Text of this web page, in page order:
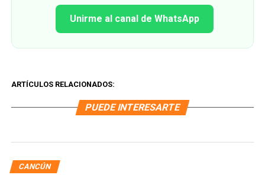
Unirme al canal de WhatsApp
ARTÍCULOS RELACIONADOS:
PUEDE INTERESARTE
CANCÚN